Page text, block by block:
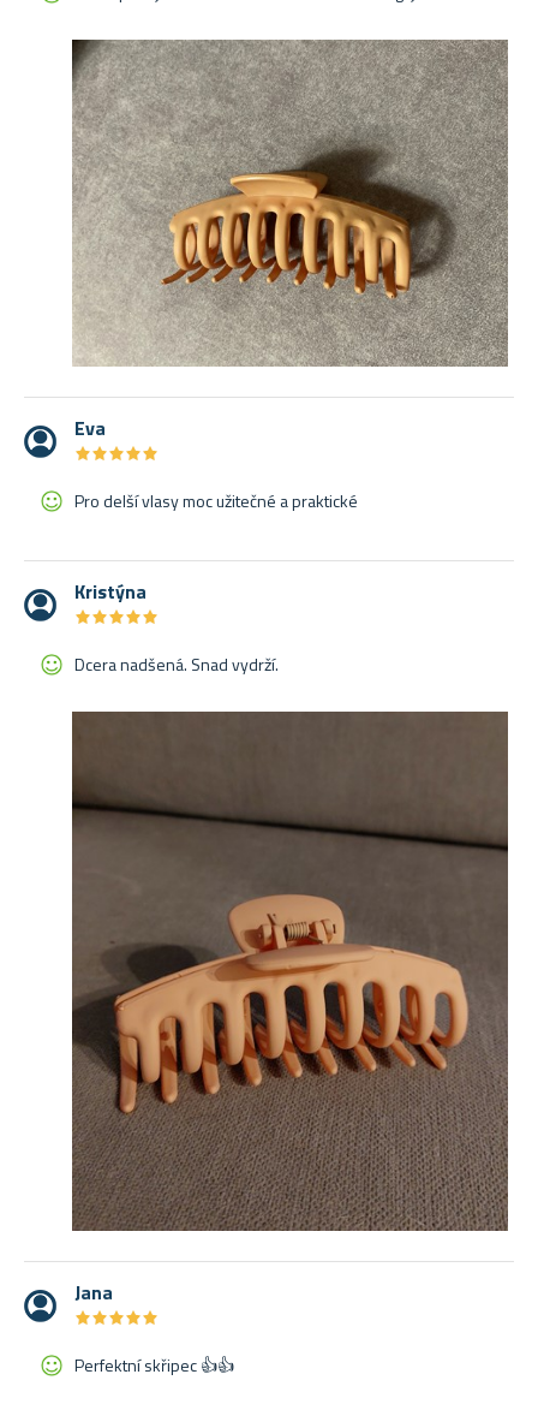
Eva
★★★★★
★★★★★
Pro delší vlasy moc užitečné a praktické
Kristýna
★★★★★
★★★★★
Dcera nadšená. Snad vydrží.
Jana
★★★★★
★★★★★
Perfektní skřipec 👍👍